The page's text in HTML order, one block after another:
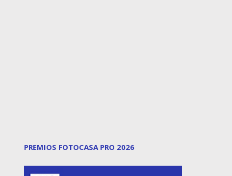
PREMIOS FOTOCASA PRO 2026